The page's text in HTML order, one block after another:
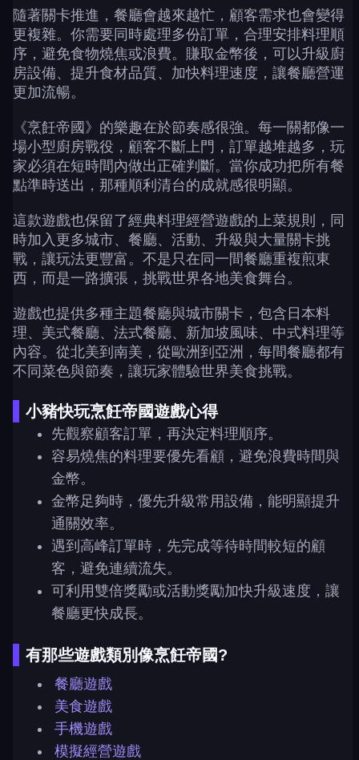
隨著關卡推進，餐廳會越來越忙，顧客需求也會變得
更複雜。你需要同時處理多份訂單，合理安排料理順
序，避免食物燒焦或浪費。賺取金幣後，可以升級廚
房設備、提升食材品質、加快料理速度，讓餐廳營運
更加流暢。
《烹飪帝國》的樂趣在於節奏感很強。每一關都像一
場小型廚房戰役，顧客不斷上門，訂單越堆越多，玩
家必須在短時間內做出正確判斷。當你成功把所有餐
點準時送出，那種順利清台的成就感很明顯。
這款遊戲也保留了經典料理經營遊戲的上菜規則，同
時加入更多城市、餐廳、活動、升級與大量關卡挑
戰，讓玩法更豐富。不是只在同一間餐廳重複煎東
西，而是一路擴張，挑戰世界各地美食舞台。
遊戲也提供多種主題餐廳與城市關卡，包含日本料
理、美式餐廳、法式餐廳、新加坡風味、中式料理等
內容。從北美到南美，從歐洲到亞洲，每間餐廳都有
不同菜色與節奏，讓玩家體驗世界美食挑戰。
小豬快玩烹飪帝國遊戲心得
先觀察顧客訂單，再決定料理順序。
容易燒焦的料理要優先看顧，避免浪費時間與
金幣。
金幣足夠時，優先升級常用設備，能明顯提升
通關效率。
遇到高峰訂單時，先完成等待時間較短的顧
客，避免連續流失。
可利用雙倍獎勵或活動獎勵加快升級速度，讓
餐廳更快成長。
有那些遊戲類別像烹飪帝國?
餐廳遊戲
美食遊戲
手機遊戲
模擬經營遊戲